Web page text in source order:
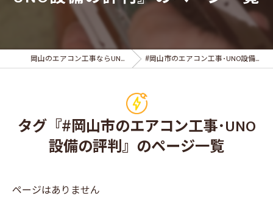
岡山のエアコン工事ならUNO設備 #岡山市のエアコン工事･UNO設備の評判
タグ『#岡山市のエアコン工事･UNO
設備の評判』のページ一覧
ページはありません